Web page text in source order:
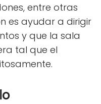
entre otras
es ayudar a dirigir
y que la sala
tal que el